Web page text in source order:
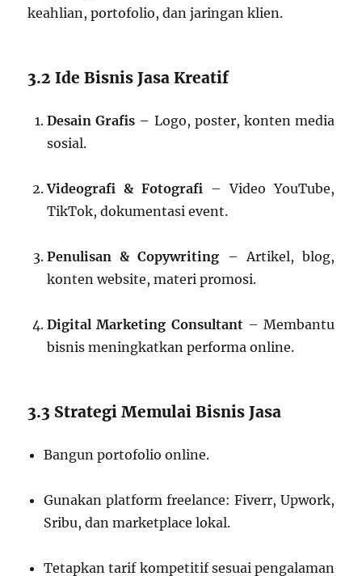
keahlian, portofolio, dan jaringan klien.
3.2 Ide Bisnis Jasa Kreatif
Desain Grafis – Logo, poster, konten media
sosial.
Videografi & Fotografi – Video YouTube,
TikTok, dokumentasi event.
Penulisan & Copywriting – Artikel, blog,
konten website, materi promosi.
Digital Marketing Consultant– Membantu
bisnis meningkatkan performa online.
3.3 Strategi Memulai Bisnis Jasa
Bangun portofolio online.
Gunakan platform freelance: Fiverr, Upwork,
Sribu, dan marketplace lokal.
Tetapkan tarif kompetitif sesuai pengalaman